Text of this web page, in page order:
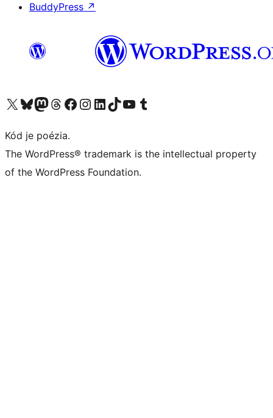
BuddyPress ↗
Navštívte náš účet na X (predtým Twitter)
Navštívte náš účet na platforme Bluesky
Navštívte náš účet na Mastodone
Navštívte náš účet na platforme Threads
Navštívte našu stránku na Facebooku
Navštívte náš účet Instagram
Navštívte náš účet LinkedIn
Navštívte náš účet na platforme TikTok
Navštívte náš kanál YouTube
Navštívte náš účet na platforme Tumblr
Kód je poézia.
The WordPress® trademark is the intellectual property
of the WordPress Foundation.